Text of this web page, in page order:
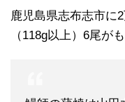
鹿児島県志布志市に
（118g以上）6尾が